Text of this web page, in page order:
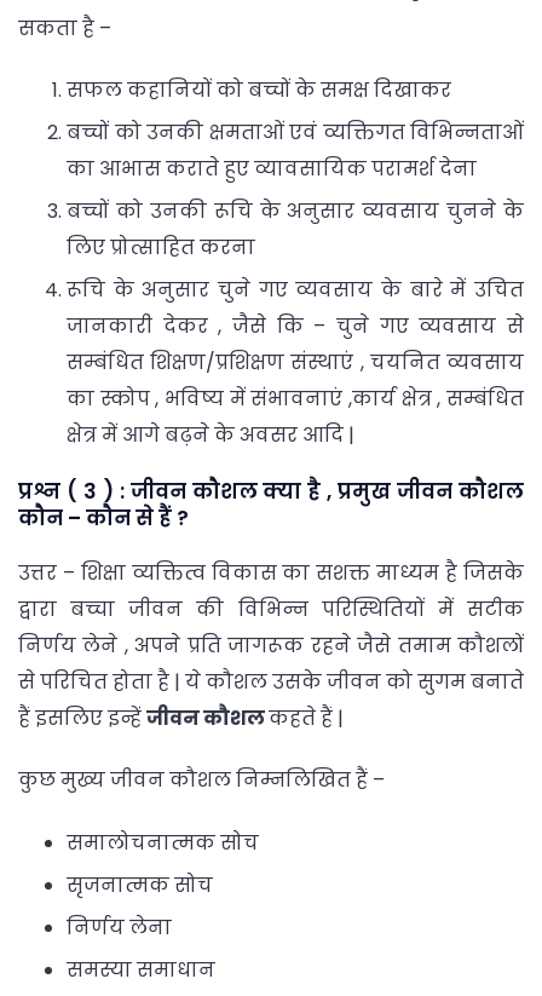
सकता है –
सफल कहानियों को बच्चों के समक्ष दिखाकर
बच्चों को उनकी क्षमताओं एवं व्यक्तिगत विभिन्नताओं
का आभास कराते हुए व्यावसायिक परामर्श देना
बच्चों को उनकी रूचि के अनुसार व्यवसाय चुनने के
लिए प्रोत्साहित करना
रूचि के अनुसार चुने गए व्यवसाय के बारे में उचित
जानकारी देकर , जैसे कि – चुने गए व्यवसाय से
सम्बंधित शिक्षण/प्रशिक्षण संस्थाएं , चयनित व्यवसाय
का स्कोप , भविष्य में संभावनाएं ,कार्य क्षेत्र , सम्बंधित
क्षेत्र में आगे बढ़ने के अवसर आदि |
प्रश्न ( 3 ) : जीवन कौशल क्या है , प्रमुख जीवन कौशल
कौन – कौन से हैं ?
उत्तर – शिक्षा व्यक्तित्व विकास का सशक्त माध्यम है जिसके
द्वारा बच्चा जीवन की विभिन्न परिस्थितियों में सटीक
निर्णय लेने , अपने प्रति जागरूक रहने जैसे तमाम कौशलों
से परिचित होता है | ये कौशल उसके जीवन को सुगम बनाते
हैं इसलिए इन्हेंजीवन कौशलकहते हैं |
कुछ मुख्य जीवन कौशल निम्नलिखित हैं –
समालोचनात्मक सोच
सृजनात्मक सोच
निर्णय लेना
समस्या समाधान